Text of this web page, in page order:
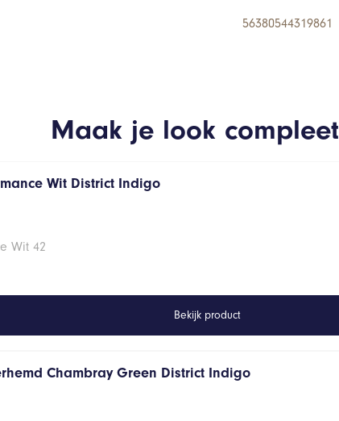
56380544319861
Maak je look compleet
Wit District Indigo
Wit 42
Bekijk product
Chambray Green District Indigo